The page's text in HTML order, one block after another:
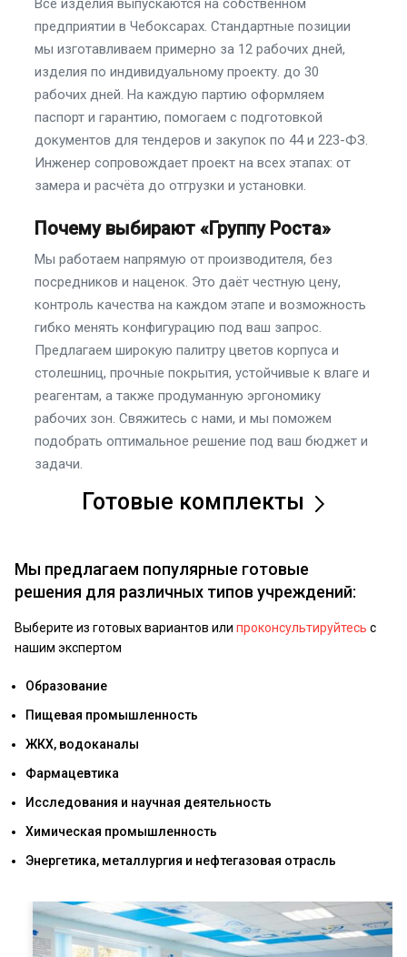
Все изделия выпускаются на собственном
предприятии в Чебоксарах. Стандартные позиции
мы изготавливаем примерно за 12 рабочих дней,
изделия по индивидуальному проекту. до 30
рабочих дней. На каждую партию оформляем
паспорт и гарантию, помогаем с подготовкой
документов для тендеров и закупок по 44 и 223-ФЗ.
Инженер сопровождает проект на всех этапах: от
замера и расчёта до отгрузки и установки.
Почему выбирают «Группу Роста»
Мы работаем напрямую от производителя, без
посредников и наценок. Это даёт честную цену,
контроль качества на каждом этапе и возможность
гибко менять конфигурацию под ваш запрос.
Предлагаем широкую палитру цветов корпуса и
столешниц, прочные покрытия, устойчивые к влаге и
реагентам, а также продуманную эргономику
рабочих зон. Свяжитесь с нами, и мы поможем
подобрать оптимальное решение под ваш бюджет и
задачи.
Готовые комплекты
Мы предлагаем популярные готовые
решения для различных типов учреждений:
Выберите из готовых вариантов или проконсультируйтесь с
нашим экспертом
Образование
Пищевая промышленность
ЖКХ, водоканалы
Фармацевтика
Исследования и научная деятельность
Химическая промышленность
Энергетика, металлургия и нефтегазовая отрасль